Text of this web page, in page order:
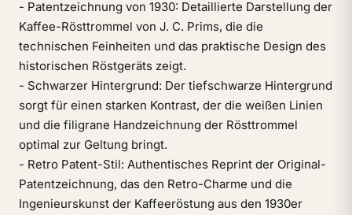
- Patentzeichnung von 1930: Detaillierte Darstellung der
Kaffee-Rösttrommel von J. C. Prims, die die
technischen Feinheiten und das praktische Design des
historischen Röstgeräts zeigt.
- Schwarzer Hintergrund: Der tiefschwarze Hintergrund
sorgt für einen starken Kontrast, der die weißen Linien
und die filigrane Handzeichnung der Rösttrommel
optimal zur Geltung bringt.
- Retro Patent-Stil: Authentisches Reprint der Original-
Patentzeichnung, das den Retro-Charme und die
Ingenieurskunst der Kaffeeröstung aus den 1930er